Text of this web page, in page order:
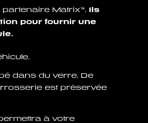
Matrix™. Ils
pour fournir une
dans du verre. De
est préservée
à votre